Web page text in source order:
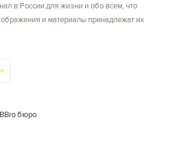
в России для жизни и обо всем, что
и материалы принадлежат их
бюро